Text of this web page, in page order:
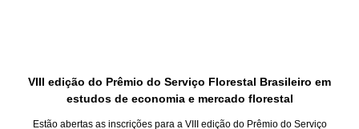
VIII edição do Prêmio do Serviço Florestal Brasileiro em
estudos de economia e mercado florestal
Estão abertas as inscrições para a VIII edição do Prêmio do Serviço